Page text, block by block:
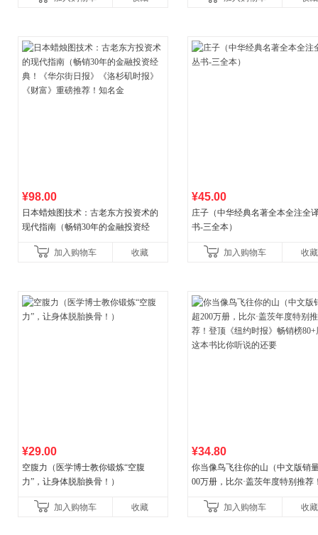
¥98.00
日本蜡烛图技术：古老东方投资术的
现代指南（畅销30年的金融投资经
《财富》重磅推荐！知名金
加入购物车 收藏
¥45.00
庄子（中华经典名著全本全注全
书-三全本）
加入购物车 收藏
¥29.00
空腹力（医学博士教你锻炼“空腹
力”，让身体脱胎换骨！）
加入购物车 收藏
¥34.80
你当像鸟飞往你的山（中文版销
00万册，比尔·盖茨年度特别推荐
比你听说的还要
加入购物车 收藏